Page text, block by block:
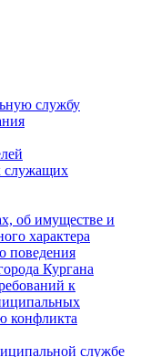
службу
служащих
об имуществе и
характера
поведения
Кургана
к
конфликта
службе